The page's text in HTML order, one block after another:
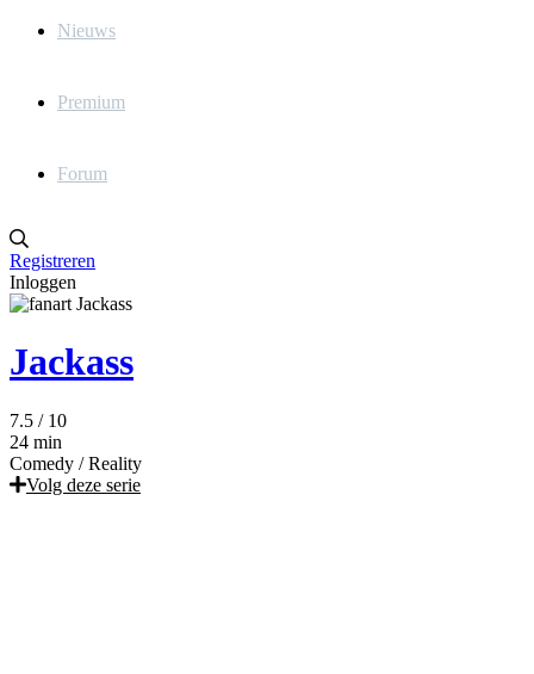
Nieuws
Premium
Forum
Registreren
Inloggen
Jackass
7.5 / 10
24 min
Comedy / Reality
Volg deze serie